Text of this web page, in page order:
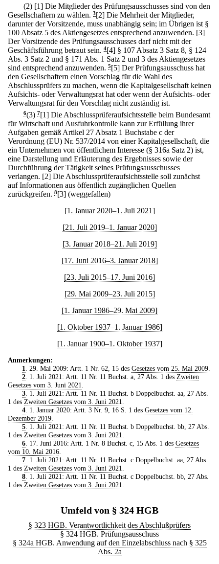
(2) [1] Die Mitglieder des Prüfungsausschusses sind von den
Gesellschaftern zu wählen. 3[2] Die Mehrheit der Mitglieder,
darunter der Vorsitzende, muss unabhängig sein; im Übrigen ist §
100 Absatz 5 des Aktiengesetzes entsprechend anzuwenden. [3]
Der Vorsitzende des Prüfungsausschusses darf nicht mit der
Geschäftsführung betraut sein. 4[4] § 107 Absatz 3 Satz 8, § 124
Abs. 3 Satz 2 und § 171 Abs. 1 Satz 2 und 3 des Aktiengesetzes
sind entsprechend anzuwenden. 5[5] Der Prüfungsausschuss hat
den Gesellschaftern einen Vorschlag für die Wahl des
Abschlussprüfers zu machen, wenn die Kapitalgesellschaft keinen
Aufsichts- oder Verwaltungsrat hat oder wenn der Aufsichts- oder
Verwaltungsrat für den Vorschlag nicht zuständig ist.
6(3) 7[1] Die Abschlussprüferaufsichtsstelle beim Bundesamt
für Wirtschaft und Ausfuhrkontrolle kann zur Erfüllung ihrer
Aufgaben gemäß Artikel 27 Absatz 1 Buchstabe c der
Verordnung (EU) Nr. 537/2014 von einer Kapitalgesellschaft, die
ein Unternehmen von öffentlichem Interesse (§ 316a Satz 2) ist,
eine Darstellung und Erläuterung des Ergebnisses sowie der
Durchführung der Tätigkeit seines Prüfungsausschusses
verlangen. [2] Die Abschlussprüferaufsichtsstelle soll zunächst
auf Informationen aus öffentlich zugänglichen Quellen
zurückgreifen. 8[3] (weggefallen)
[1. Januar 2020–1. Juli 2021]
[21. Juli 2019–1. Januar 2020]
[3. Januar 2018–21. Juli 2019]
[17. Juni 2016–3. Januar 2018]
[23. Juli 2015–17. Juni 2016]
[29. Mai 2009–23. Juli 2015]
[1. Januar 1986–29. Mai 2009]
[1. Oktober 1937–1. Januar 1986]
[1. Januar 1900–1. Oktober 1937]
Anmerkungen:
1
. 29. Mai 2009: Artt. 1 Nr. 62, 15 des Gesetzes vom 25. Mai 2009.
2. 1. Juli 2021: Artt. 11 Nr. 11 Buchst. a, 27 Abs. 1 des Zweiten
Gesetzes vom 3. Juni 2021
3. 1. Juli 2021: Artt. 11 Nr. 11 Buchst. b Doppelbuchst. aa, 27 Abs.
1 des Zweiten Gesetzes vom 3. Juni 2021
4. 1. Januar 2020: Artt. 3 Nr. 9, 16 S. 1 des Gesetzes vom 12.
Dezember 2019
5. 1. Juli 2021: Artt. 11 Nr. 11 Buchst. b Doppelbuchst. bb, 27 Abs.
1 des Zweiten Gesetzes vom 3. Juni 2021
6. 17. Juni 2016: Artt. 1 Nr. 8 Buchst. c, 15 Abs. 1 des Gesetzes
vom 10. Mai 2016
7. 1. Juli 2021: Artt. 11 Nr. 11 Buchst. c Doppelbuchst. aa, 27 Abs.
1 des Zweiten Gesetzes vom 3. Juni 2021
8. 1. Juli 2021: Artt. 11 Nr. 11 Buchst. c Doppelbuchst. bb, 27 Abs.
1 des Zweiten Gesetzes vom 3. Juni 2021
Umfeld von § 324 HGB
§ 323 HGB. Verantwortlichkeit des Abschlußprüfers
§ 324 HGB. Prüfungsausschuss
§ 324a HGB. Anwendung auf den Einzelabschluss nach § 325
Abs. 2a